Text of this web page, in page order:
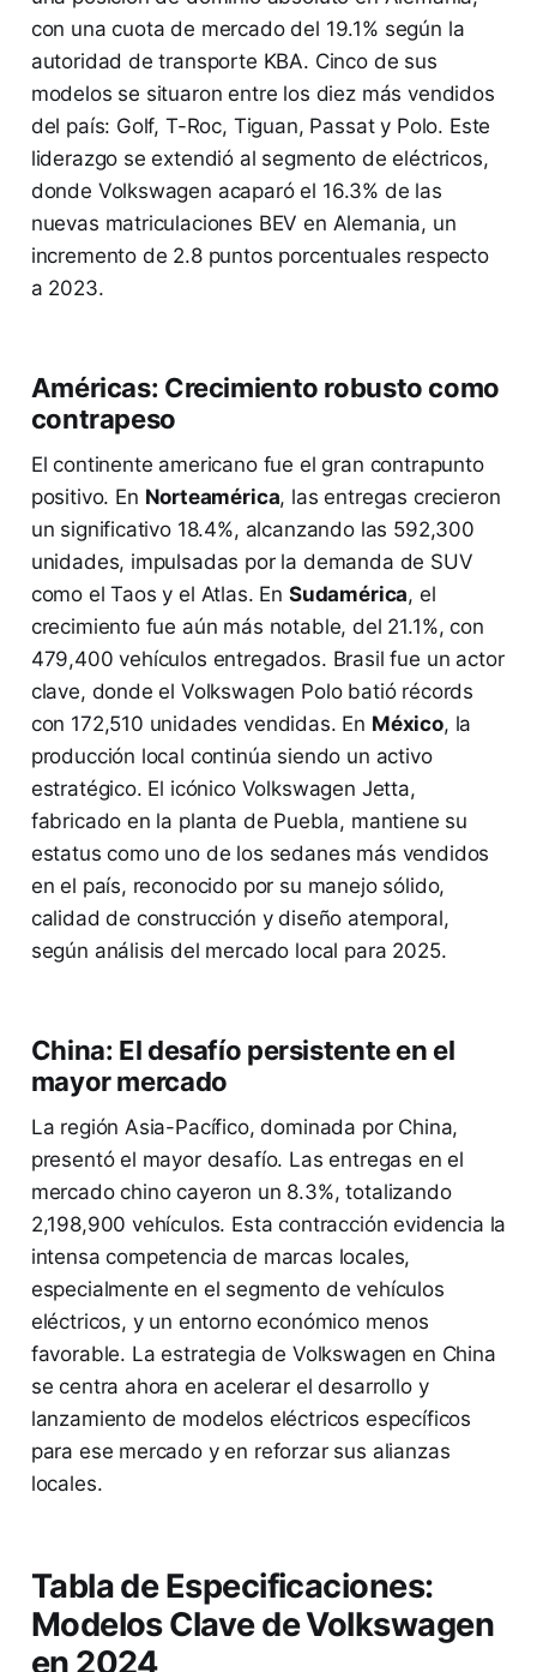
con una cuota de mercado del 19.1% según la
autoridad de transporte KBA. Cinco de sus
modelos se situaron entre los diez más vendidos
del país: Golf, T-Roc, Tiguan, Passat y Polo. Este
liderazgo se extendió al segmento de eléctricos,
donde Volkswagen acaparó el 16.3% de las
nuevas matriculaciones BEV en Alemania, un
incremento de 2.8 puntos porcentuales respecto
a 2023.
Américas: Crecimiento robusto como
contrapeso
El continente americano fue el gran contrapunto
positivo. En Norteamérica, las entregas crecieron
un significativo 18.4%, alcanzando las 592,300
unidades, impulsadas por la demanda de SUV
como el Taos y el Atlas. En Sudamérica, el
crecimiento fue aún más notable, del 21.1%, con
479,400 vehículos entregados. Brasil fue un actor
clave, donde el Volkswagen Polo batió récords
con 172,510 unidades vendidas. En México, la
producción local continúa siendo un activo
estratégico. El icónico Volkswagen Jetta,
fabricado en la planta de Puebla, mantiene su
estatus como uno de los sedanes más vendidos
en el país, reconocido por su manejo sólido,
calidad de construcción y diseño atemporal,
según análisis del mercado local para 2025.
China: El desafío persistente en el
mayor mercado
La región Asia-Pacífico, dominada por China,
presentó el mayor desafío. Las entregas en el
mercado chino cayeron un 8.3%, totalizando
2,198,900 vehículos. Esta contracción evidencia la
intensa competencia de marcas locales,
especialmente en el segmento de vehículos
eléctricos, y un entorno económico menos
favorable. La estrategia de Volkswagen en China
se centra ahora en acelerar el desarrollo y
lanzamiento de modelos eléctricos específicos
para ese mercado y en reforzar sus alianzas
locales.
Tabla de Especificaciones:
Modelos Clave de Volkswagen
en 2024